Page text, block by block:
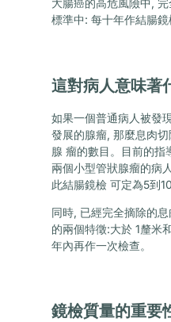
大腸癌的高危風險中,
標準中: 每十年作結腸鏡
這對病人意味著
如果一個普通病人被發
發展的腺瘤, 那麼息肉
腺 瘤的數目。目前的指
兩個小型管狀腺瘤的病
此結腸鏡檢 可定為5到10
同時, 已經完全摘除的
的兩個特徵:大於 1釐米
年內再作一次檢查。
鏡檢質量的重要